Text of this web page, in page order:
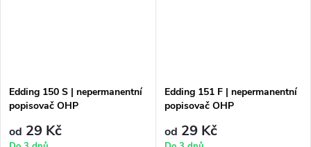
Edding 150 S | nepermanentní
popisovač OHP
od 29 Kč
Edding 151 F | nepermanentní
popisovač OHP
od 29 Kč